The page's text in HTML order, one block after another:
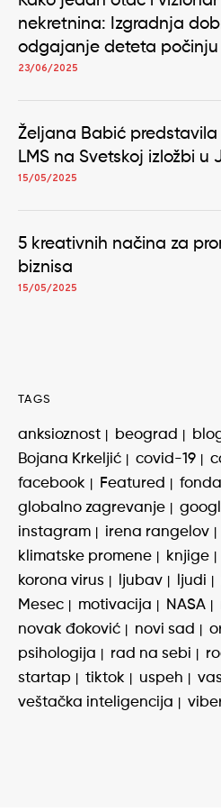
nekretnina: Izgradnja
odgajanje deteta počinju
23/06/2025
Željana Babić predstavila
LMS na Svetskoj izložbi u
15/05/2025
5 kreativnih načina za
biznisa
15/05/2025
TAGS
anksioznost beograd
Bojana Krkeljić
covid-19
facebook
Featured
globalno zagrevanje
instagram
irena rangelov
klimatske promene
knjige
korona virus
ljubav ljudi
Mesec
motivacija NASA
novak đoković
novi sad
psihologija
rad na sebi
startap
tiktok uspeh
veštačka inteligencija